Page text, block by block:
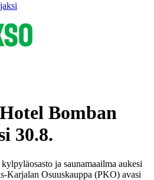
Bomban
30.8.
ja saunamaailma aukesi
Karjalan Osuuskauppa (PKO) avasi